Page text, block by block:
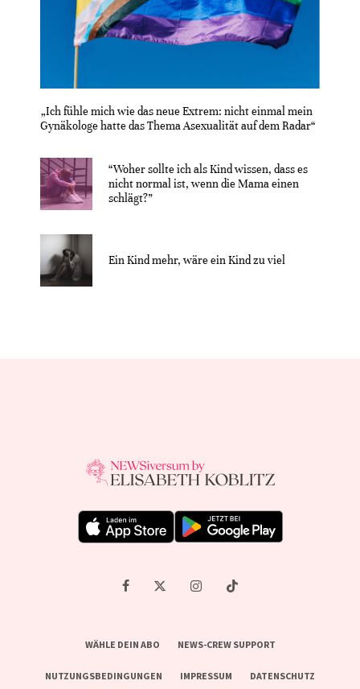
„Ich fühle mich wie das neue Extrem: nicht einmal mein
Gynäkologe hatte das Thema Asexualität auf dem Radar“
“Woher sollte ich als Kind wissen, dass es
nicht normal ist, wenn die Mama einen
schlägt?”
Ein Kind mehr, wäre ein Kind zu viel
WÄHLE DEIN ABO NEWS-CREW SUPPORT
NUTZUNGSBEDINGUNGEN IMPRESSUM DATENSCHUTZ